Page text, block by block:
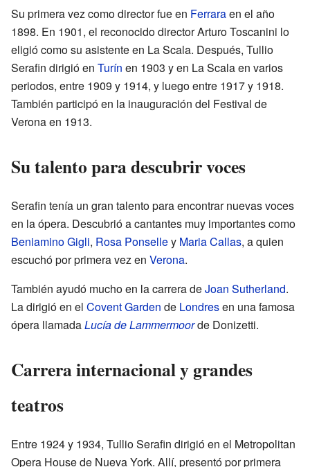
Su primera vez como director fue en Ferraraen el año
1898. En 1901, el reconocido director Arturo Toscanini lo
eligió como su asistente en La Scala. Después, Tullio
Serafin dirigió en Turín en 1903 y en La Scala en varios
periodos, entre 1909 y 1914, y luego entre 1917 y 1918.
También participó en la inauguración del Festival de
Verona en 1913.
Su talento para descubrir voces
Serafin tenía un gran talento para encontrar nuevas voces
en la ópera. Descubrió a cantantes muy importantes como
Beniamino Gigli, Rosa Ponselley Maria Callas, a quien
escuchó por primera vez en Verona.
También ayudó mucho en la carrera deJoan Sutherland.
La dirigió en el Covent Garden de Londresen una famosa
ópera llamadaLucía de Lammermoorde Donizetti.
Carrera internacional y grandes
teatros
Entre 1924 y 1934, Tullio Serafin dirigió en el Metropolitan
Opera House de Nueva York. Allí, presentó por primera